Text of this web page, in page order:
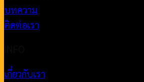
บทความ
ติดต่อเรา
เกี่ยวกับเรา